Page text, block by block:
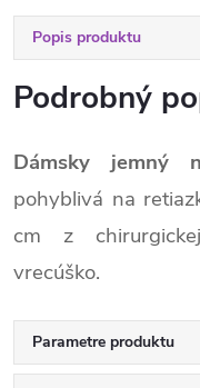
Popis produktu
Podrobný
Dámsky jemný
pohyblivá na
cm z
vrecúško.
Parametre produktu